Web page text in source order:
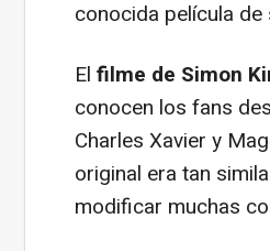
conocida película
El filme de Simon
conocen los fans
Charles Xavier y
original era tan
modificar muchas